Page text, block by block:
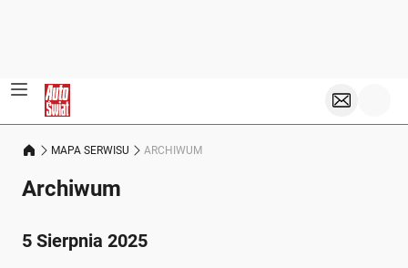
MAPA SERWISU ARCHIWUM
Archiwum
5 Sierpnia 2025